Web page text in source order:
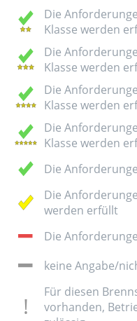
Die
Klasse werden
Die
Klasse werden
Die
Klasse werden
Die
Klasse werden
Die
Die
werden erfüllt
Die
keine Angabe/
Für diesen
vorhanden,